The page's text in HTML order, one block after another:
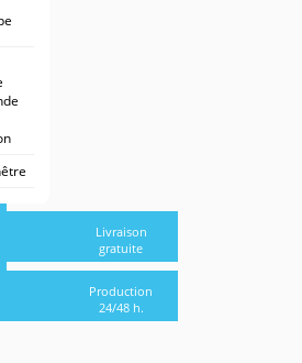
Livraison
gratuite
Production
24/48 h.